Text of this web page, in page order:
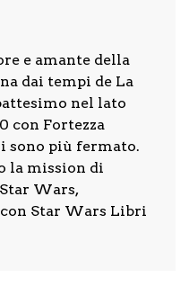
e amante della
dai tempi de La
nel lato
con Fortezza
sono più fermato.
la mission di
Wars,
Star Wars Libri